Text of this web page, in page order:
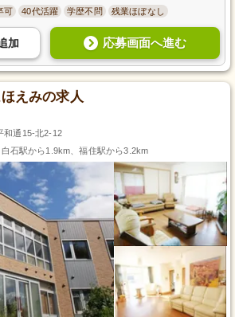
可 40代活躍 学歴不問 残業ほぼなし
加 応募画面へ進む
えみの求人
和通15-北2-12
石駅から1.9km、福住駅から3.2km